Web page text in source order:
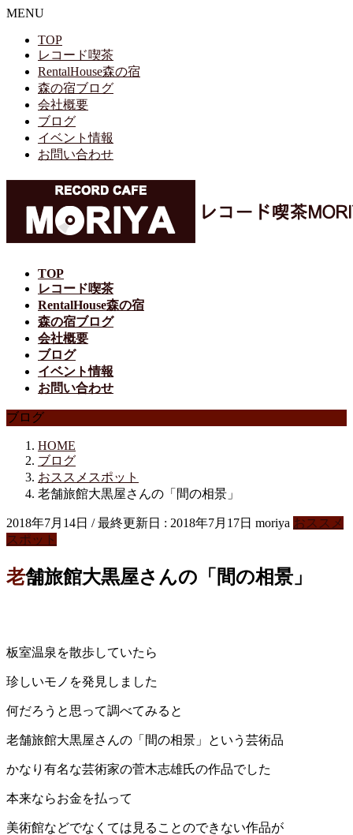
MENU
TOP
レコード喫茶
RentalHouse森の宿
森の宿ブログ
会社概要
ブログ
イベント情報
お問い合わせ
TOP
レコード喫茶
RentalHouse森の宿
森の宿ブログ
会社概要
ブログ
イベント情報
お問い合わせ
ブログ
HOME
ブログ
おススメスポット
老舗旅館大黒屋さんの「間の相景」
2018年7月14日 / 最終更新日 : 2018年7月17日 moriya おススメ
スポット
老舗旅館大黒屋さんの「間の相景」
板室温泉を散歩していたら
珍しいモノを発見しました
何だろうと思って調べてみると
老舗旅館大黒屋さんの「間の相景」という芸術品
かなり有名な芸術家の菅木志雄氏の作品でした
本来ならお金を払って
美術館などでなくては見ることのできない作品が